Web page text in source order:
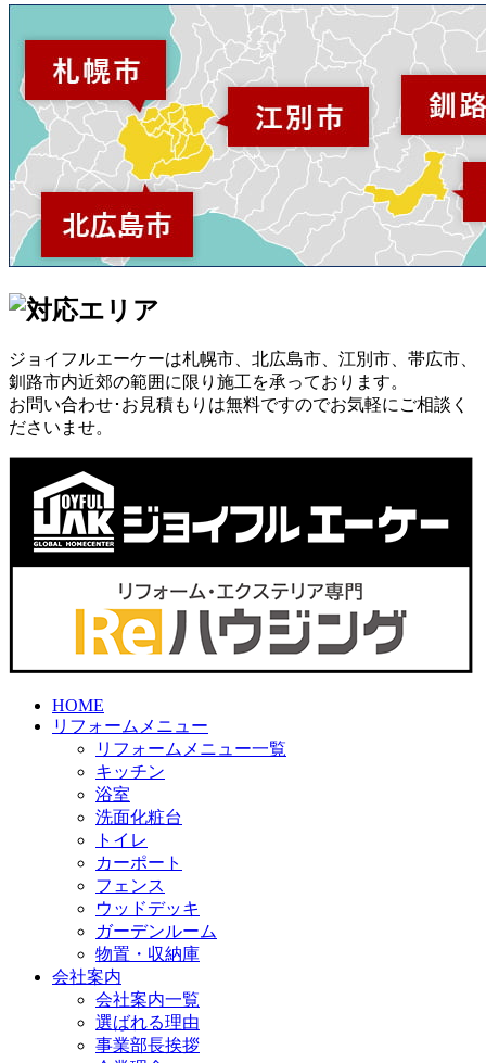
ジョイフルエーケーは札幌市、北広島市、江別市、帯広市、
釧路市内近郊の範囲に限り施工を承っております。
お問い合わせ･お見積もりは無料ですのでお気軽にご相談く
ださいませ。
HOME
リフォームメニュー
リフォームメニュー一覧
キッチン
浴室
洗面化粧台
トイレ
カーポート
フェンス
ウッドデッキ
ガーデンルーム
物置・収納庫
会社案内
会社案内一覧
選ばれる理由
事業部長挨拶